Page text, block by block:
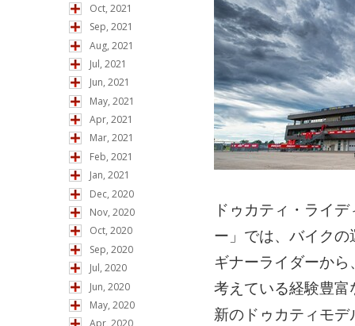
Oct, 2021
Sep, 2021
Aug, 2021
Jul, 2021
Jun, 2021
May, 2021
Apr, 2021
Mar, 2021
Feb, 2021
Jan, 2021
Dec, 2020
Nov, 2020
Oct, 2020
Sep, 2020
Jul, 2020
Jun, 2020
May, 2020
ドゥカティ・ライ
ー」では、バイク
ギナーライダーか
考えている経験豊
新のドゥカティモ